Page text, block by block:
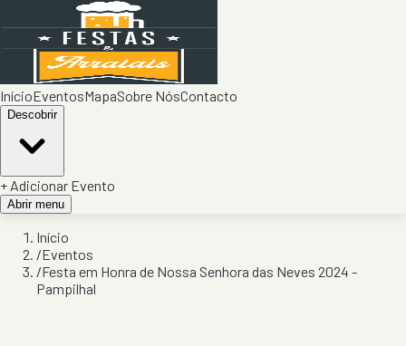
InícioEventosMapaSobre NósContacto
Descobrir
+ Adicionar Evento
Abrir menu
Início
/Eventos
/Festa em Honra de Nossa Senhora das Neves 2024 -
Pampilhal